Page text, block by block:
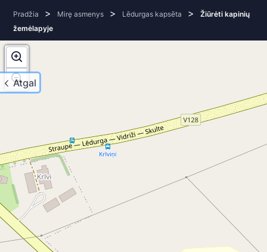
Atgal
Pradžia > Mirę asmenys > Lēdurgas kapsēta >
Žiūrėti kapinių
žemėlapyje